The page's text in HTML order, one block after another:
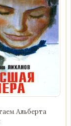
Альберта